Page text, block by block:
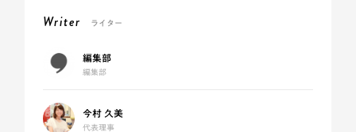
Writer ライター
編集部
編集部
今村 久美
代表理事